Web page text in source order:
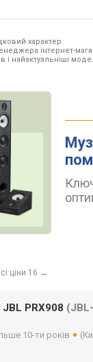
характер.
інтернет-
і найактуальніші
ціни 16 →
PRX908
10-ти років